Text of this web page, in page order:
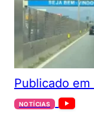
Publicado em
NOTÍCIAS